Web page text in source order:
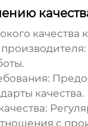
качества
качества.
с